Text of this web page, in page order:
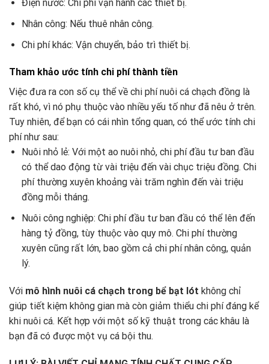
Điện nước: Chi phí vận hành các thiết bị.
Nhân công: Nếu thuê nhân công.
Chi phí khác: Vận chuyển, bảo trì thiết bị.
Tham khảo ước tính chi phí thành tiền
Việc đưa ra con số cụ thể về chi phí nuôi cá chạch đồng là
rất khó, vì nó phụ thuộc vào nhiều yếu tố như đã nêu ở trên.
Tuy nhiên, để bạn có cái nhìn tổng quan, có thể ước tính chi
phí như sau:
Nuôi nhỏ lẻ: Với một ao nuôi nhỏ, chi phí đầu tư ban đầu
có thể dao động từ vài triệu đến vài chục triệu đồng. Chi
phí thường xuyên khoảng vài trăm nghìn đến vài triệu
đồng mỗi tháng.
Nuôi công nghiệp: Chi phí đầu tư ban đầu có thể lên đến
hàng tỷ đồng, tùy thuộc vào quy mô. Chi phí thường
xuyên cũng rất lớn, bao gồm cả chi phí nhân công, quản
lý.
Với mô hình nuôi cá chạch trong bể bạt lót không chỉ
giúp tiết kiệm không gian mà còn giảm thiểu chi phí đáng kể
khi nuôi cá. Kết hợp với một số kỹ thuật trong các khâu là
bạn đã có được một vụ cá bội thu.